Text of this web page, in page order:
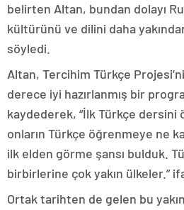
belirten Altan, bundan dolayı
kültürünü ve dilini daha yakından
söyledi.
Altan, Tercihim Türkçe
derece iyi hazırlanmış bir
kaydederek, “İlk Türkçe dersini
onların Türkçe öğrenmeye ne
ilk elden görme şansı bulduk.
birbirlerine çok yakın ülkeler.”
Ortak tarihten de gelen bu